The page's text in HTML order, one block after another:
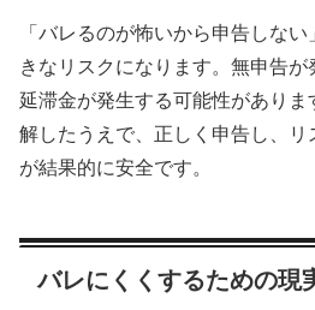
「バレるのが怖いから申告しな
きなリスクになります。無申告
延滞金が発生する可能性があり
解したうえで、正しく申告し、
が結果的に安全です。
バレにくくするための現